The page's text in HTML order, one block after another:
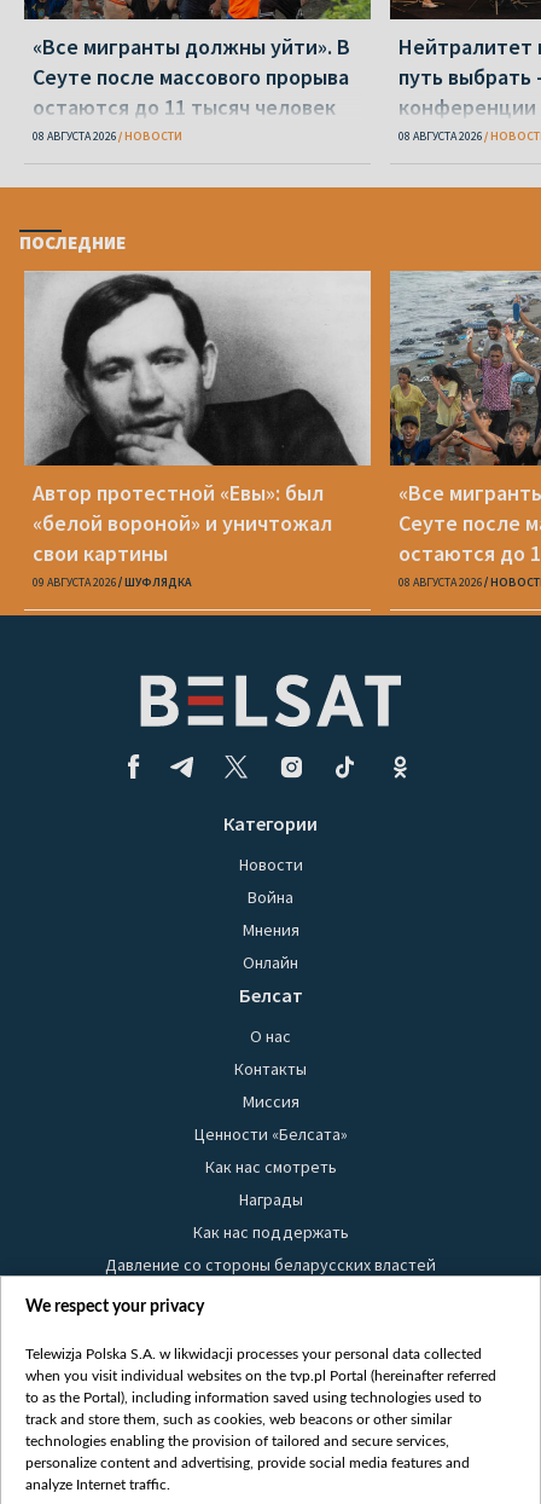
«Все мигранты должны уйти». В
Сеуте после массового прорыва
остаются до 11 тысяч человек
08 АВГУСТА 2026 НОВОСТИ
Нейтралитет
путь выбрать
конференции
08 АВГУСТА 2026
ПОСЛЕДНИЕ
Автор протестной «Евы»: был
«белой вороной» и уничтожал
свои картины
09 АВГУСТА 2026 ШУФЛЯДКА
«Все
Сеуте после
остаются до
08 АВГУСТА 2026
Категории
Новости
Война
Мнения
Онлайн
Белсат
О нас
Контакты
Миссия
Ценности «Белсата»
Как нас смотреть
Награды
Как нас поддержать
Давление со стороны беларусских властей
Правила использования материалов
Безопасность
Youtube
Белсат news
Белсат Life
We respect your privacy
Telewizja Polska S.A. w likwidacji processes your personal data collected
when you visit individual websites on the tvp.pl Portal (hereinafter referred
to as the Portal), including information saved using technologies used to
track and store them, such as cookies, web beacons or other similar
technologies enabling the provision of tailored and secure services,
personalize content and advertising, provide social media features and
analyze Internet traffic.